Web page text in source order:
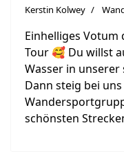
Kerstin Kolwey
Einhelliges Votum
Tour 🥰 Du willst
Wasser in
Dann steig bei
schönsten